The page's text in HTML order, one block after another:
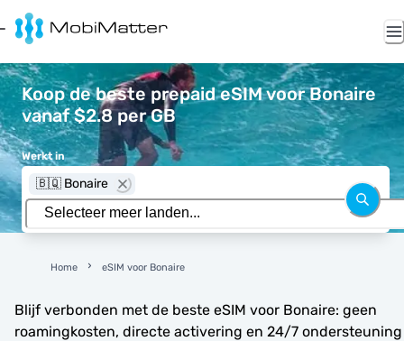
Koop de beste prepaid eSIM voor Bonaire
vanaf $2.8 per GB
Werkt in
🇧🇶 Bonaire
Home eSIM voor Bonaire
Blijf verbonden met de beste eSIM voor Bonaire: geen
roamingkosten, directe activering en 24/7 ondersteuning